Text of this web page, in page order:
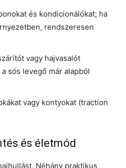
és kondicionálókat; ha
rendszeresen
vagy hajvasalót
sós levegő már alapból
vagy kontyokat (traction
és életmód
Néhány praktikus